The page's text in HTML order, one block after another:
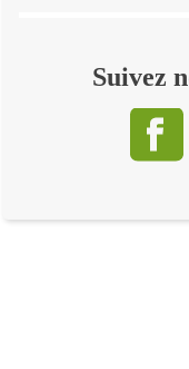
Suivez